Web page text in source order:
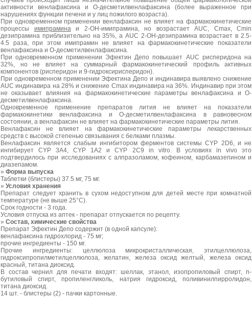
активности венлафаксина и О-десметилвенлафаксина (более выраженное при
нарушениях функции печени и у лиц пожилого возраста).
При одновременном применении венлафаксин не влияет на фармакокинетические
процессы имипраминаи 2-ОН-имипрамина, но возрастает AUC, Cmax, Cmin
дезипрамина приблизительно на 35%, а AUC 2-ОН-дезипрамина возрастает в 2.5-
4.5 раза, при этом имипрамин не влияет на фармакокинетические показатели
венлафаксина и О-десметилвенлафаксина.
При одновременном применении Эфектин Депо повышает AUC рисперидона на
32%, но не влияет на суммарный фармакокинетический профиль активных
компонентов (рисперидон и 9-гидроксирисперидон).
При одновременном применении Эфектина Депо и индинавира выявлено снижение
AUC индинавира на 28% и снижение Cmax индинавира на 36%. Индинавир при этом
не оказывает влияния на фармакокинетические параметры венлафаксина и О-
десметилвенлафаксина.
Одновременное применение препаратов лития не влияет на показатели
фармакокинетики венлафаксина и О-десметилвенлафаксина в равновесном
состоянии, а венлафаксин не влияет на фармакокинетические параметры лития.
Венлафаксин не влияет на фармакокинетические параметры лекарственных
средств с высокой степенью связывания с белками плазмы.
Венлафаксин является слабым ингибитором ферментов системы CYP 2D6, и не
ингибирует CYP 3A4, CYP 1A2 и CYP 2C9 in vitro. В условиях in vivo это
подтвердилось при исследованиях с алпразоламом, кофеином, карбамазепином и
диазепамом.
» Форма выпуска
Таблетки (блистеры) 37.5 мг, 75 мг.
» Условия хранения
Препарат следует хранить в сухом недоступном для детей месте при комнатной
температуре (не выше 25°C).
Срок годности - 3 года.
Условия отпуска из аптек - препарат отпускается по рецепту.
» Состав, химические свойства
Препарат Эфектин Депо содержит (в одной капсуле):
венлафаксина гидрохлорид - 75 мг;
прочие ингредиенты - 150 мг.
Прочие ингредиенты: целлюлоза микрокристаллическая, этилцеллюлоза,
гидроксипропилметилцеллюлоза, желатин, железа оксид желтый, железа оксид
красный, титана диоксид.
В состав чернил для печати входят: шеллак, этанол, изопропиловый спирт, n-
бутиловый спирт, пропиленгликоль, натрия гидроксид, поливинилпирролидон,
титана диоксид.
14 шт. - блистеры (2) - пачки картонные.